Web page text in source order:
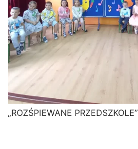
„ROZŚPIEWANE PRZEDSZKOLE”